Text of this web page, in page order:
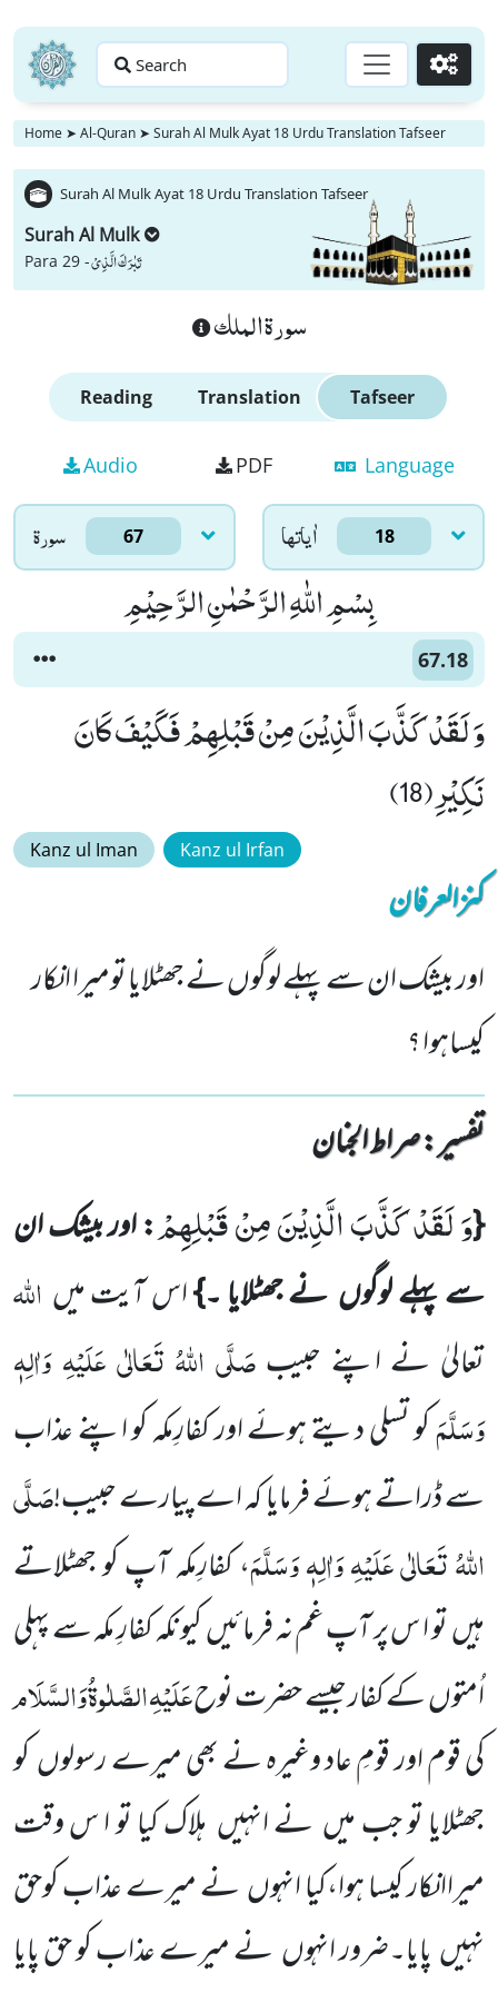
Search Go
Home ➤ Al-Quran ➤ Surah Al Mulk Ayat 18 Urdu Translation Tafseer
Surah Al Mulk Ayat 18 Urdu Translation Tafseer
Surah Al Mulk
Para 29 -تَبٰرَكَ الَّذِیْ
سورة الملك
Reading Translation Tafseer
Audio PDF Language
سورۃ 67 اٰياتها 18
بِسْمِ اللّٰهِ الرَّحْمٰنِ الرَّحِیْمِ
67.18
وَ لَقَدْ كَذَّبَ الَّذِیْنَ مِنْ قَبْلِهِمْ فَكَیْفَ كَانَ
نَكِیْرِ(18)
Kanz ul Iman Kanz ul Irfan
کنزالعرفان
اور بیشک ان سے پہلے لوگوں نے جھٹلایا تومیرا انکار
کیساہوا ؟
تفسیر : ‎صراط الجنان
{وَ لَقَدْ كَذَّبَ الَّذِیْنَ مِنْ قَبْلِهِمْ: اور بیشک ان
سے پہلے لوگوںنے جھٹلایا ۔}اس آیت میں اللّٰہ
تعالیٰ نے اپنے حبیبصَلَّی اللّٰہُ تَعَالٰی عَلَیْہِ وَاٰلِہٖ
وَسَلَّمَکو تسلی دیتے ہوئے اور کفارِمکہ کو اپنے عذاب
سے ڈراتے ہوئے فرمایا کہ اے پیارےحبیب!صَلَّی
اللّٰہُ تَعَالٰی عَلَیْہِ وَاٰلِہٖ وَسَلَّمَ، کفارِمکہ آپ کو جھٹلاتے
ہیںتو ا س پر آپ غم نہ فرمائیںکیونکہ کفارِ مکہ سے پہلی
اُمتوںکے کفار جیسے حضرت نوحعَلَیْہِالصَّلٰوۃُوَالسَّلَام
کی قوم اور قومِ عاد وغیرہ نے بھی میرے رسولوںکو
جھٹلایا تو جب میں نےانہیں ہلاک کیا تو ا س وقت
میراانکار کیسا ہوا،کیا انہوںنے میرے عذاب کوحق
نہیںپایا۔ضرور انہوںنے میرے عذاب کو حق پایا